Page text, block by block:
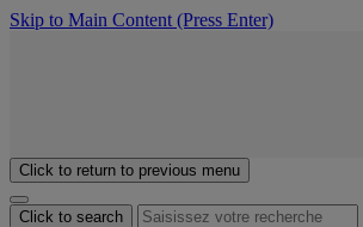
Skip to Main Content (Press Enter)
Click to return to previous menu
Click to search